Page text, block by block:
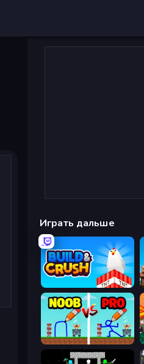
Играть дальше
Build and Crush
DOP Noob: Draw to Save